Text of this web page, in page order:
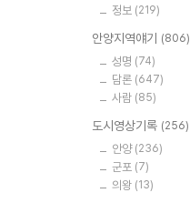
정보 (219)
안양지역얘기 (806)
성명 (74)
담론 (647)
사람 (85)
도시영상기록 (256)
안양 (236)
군포 (7)
의왕 (13)